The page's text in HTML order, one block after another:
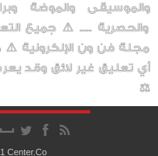
والموسيقى والموضة
والحصرية ..... ⚠️ جميع
مجلة فن ون الإلكرونية
أي تعليق غير لائق وقد
⚖️
Center.Co